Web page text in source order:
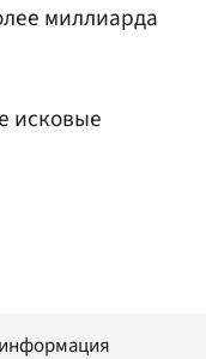
миллиарда
исковые